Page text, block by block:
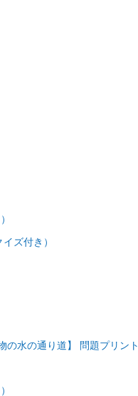
ズ付き）
の水の通り道】 問題プリント